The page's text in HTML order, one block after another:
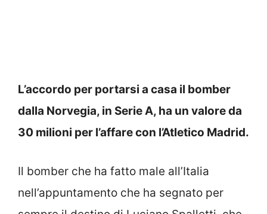
L’accordo per portarsi a casa il bomber
dalla Norvegia, in Serie A, ha un valore da
30 milioni per l’affare con l’Atletico Madrid.
Il bomber che ha fatto male all’Italia
nell’appuntamento che ha segnato per